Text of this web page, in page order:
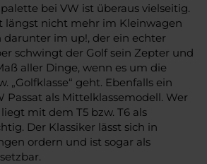
bei VW ist überaus vielseitig.
längst nicht mehr im Kleinwagen
darunter im up!, der ein echter
schwingt der Golf sein Zepter und
aller Dinge, wenn es um die
„Golfklasse“ geht. Ebenfalls ein
Passat als Mittelklassemodell. Wer
mit dem T5 bzw. T6 als
Der Klassiker lässt sich in
ordern und ist sogar als